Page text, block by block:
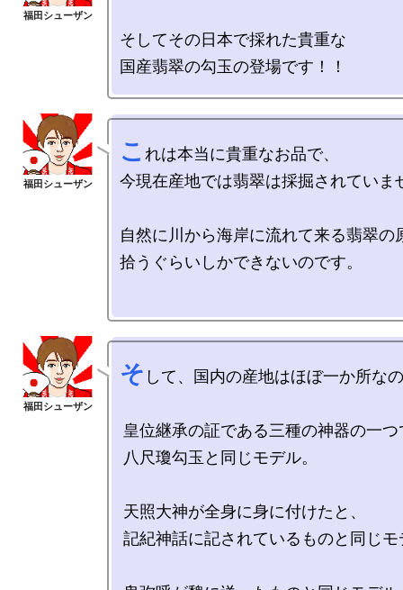
そしてその日本で採れた貴重な
こ れは本当に貴重なお品で、
今現在産地では翡翠は採掘されていま
自然に川から海岸に流れて来る翡翠の
拾うぐらいしかできないのです。
そ して、国内の産地はほぼ一か所な